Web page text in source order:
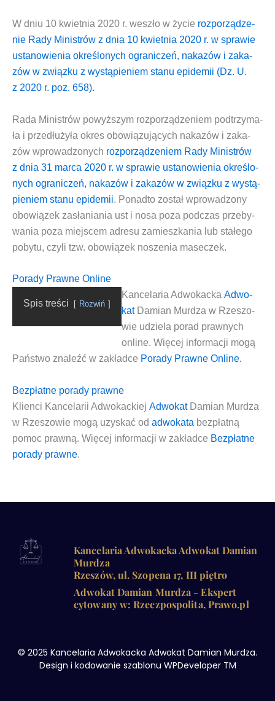
W dniu 10 kwiet­nia 2020 r. weszło w życie roz­po­rzą­dze­
nie Rady Mini­strów z dnia 10 kwiet­nia 2020 r. w spra­wie
usta­no­wie­nia okre­ślo­nych ogra­ni­czeń, naka­zów i zaka­
zów w związ­ku z wystą­pie­niem sta­nu epi­de­mii (Dz. U.
z 2020 r. poz. 658).
Rada Mini­strów powyż­szym roz­po­rzą­dze­niem pod­trzy­ma­
ła i prze­dłu­ży­ła okres obo­wią­zu­ją­cych naka­zów i zaka­
zów wpro­wa­dzo­nych roz­po­rzą­dze­niem Rady Mini­strów
z dnia 31 mar­ca 2020 r. w spra­wie usta­no­wie­nia okre­ślo­
nych ogra­ni­czeń, naka­zów i zaka­zów w związ­ku z wystą­
pie­niem sta­nu epi­de­mii. Ponad­to został wpro­wa­dzo­ny
obo­wią­zek zasła­nia­nia ust i nosa poza pod­czas prze­by­
wa­nia poza miej­scem adre­su zamiesz­ka­nia lub sta­łe­go
poby­tu, czy­li tzw. obo­wią­zek nosze­nia mase­czek.
Porady Prawne Online
Spis tre­ści Roz­wiń
Kan­ce­la­ria Adwo­kac­ka Adwo­
katDamian Mur­dza w Rze­szo­
wie udzie­la porad praw­nych
onli­ne. Wię­cej infor­ma­cji mogą
Pań­stwo zna­leźć w zakład­ce Pora­dy Praw­ne Online.
Bezpłatne porady prawne
Klien­ci Kan­ce­la­rii Adwo­kac­kiej Adwo­kat Damian Mur­dza
w Rze­szo­wie mogą uzy­skać od adwo­ka­ta bez­płat­ną
pomoc praw­ną. Wię­cej infor­ma­cji w zakład­ce Bez­płat­ne
pora­dy praw­ne.
Kancelaria Adwokacka Adwokat Damian
Murdza
Rzeszów, ul. Szopena 17, III piętro
Adwokat Damian Murdza - Ekspert
cytowany w: Rzeczpospolita, Prawo.pl
© 2025 Kancelaria Adwokacka Adwokat Damian Murdza.
Design i kodowanie szablonu WPDeveloper TM